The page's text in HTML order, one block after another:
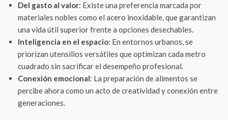
Del gasto al valor: Existe una preferencia marcada por
materiales nobles como el acero inoxidable, que garantizan
una vida útil superior frente a opciones desechables.
Inteligencia en el espacio: En entornos urbanos, se
priorizan utensilios versátiles que optimizan cada metro
cuadrado sin sacrificar el desempeño profesional.
Conexión emocional: La preparación de alimentos se
percibe ahora como un acto de creatividad y conexión entre
generaciones.